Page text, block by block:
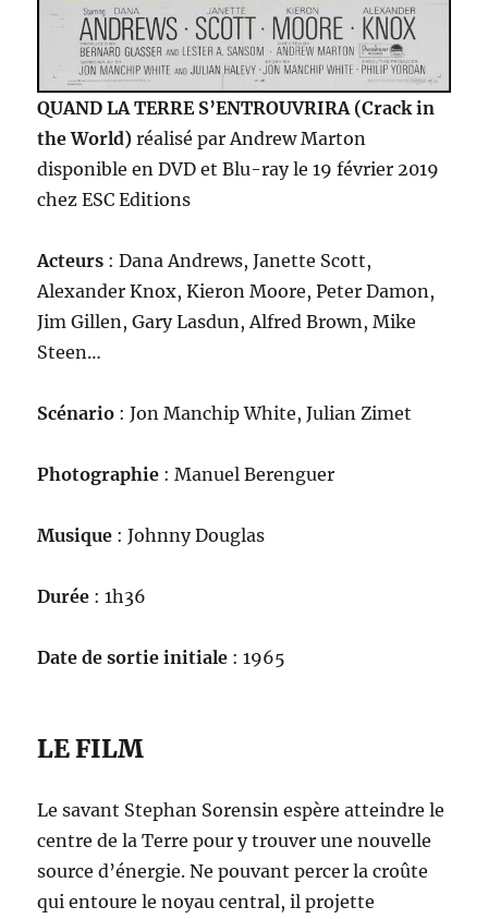
QUAND LA TERRE S’ENTROUVRIRA (Crack in
the World) réalisé par Andrew Marton
disponible en DVD et Blu-ray le 19 février 2019
chez ESC Editions
Acteurs : Dana Andrews, Janette Scott,
Alexander Knox, Kieron Moore, Peter Damon,
Jim Gillen, Gary Lasdun, Alfred Brown, Mike
Steen…
Scénario : Jon Manchip White, Julian Zimet
Photographie : Manuel Berenguer
Musique : Johnny Douglas
Durée : 1h36
Date de sortie initiale : 1965
LE FILM
Le savant Stephan Sorensin espère atteindre le
centre de la Terre pour y trouver une nouvelle
source d’énergie. Ne pouvant percer la croûte
qui entoure le noyau central, il projette